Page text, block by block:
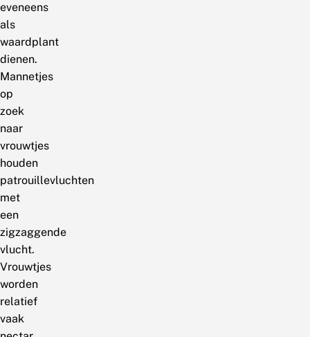
eveneens
als
waardplant
dienen.
Mannetjes
op
zoek
naar
vrouwtjes
houden
patrouillevluchten
met
een
zigzaggende
vlucht.
Vrouwtjes
worden
relatief
vaak